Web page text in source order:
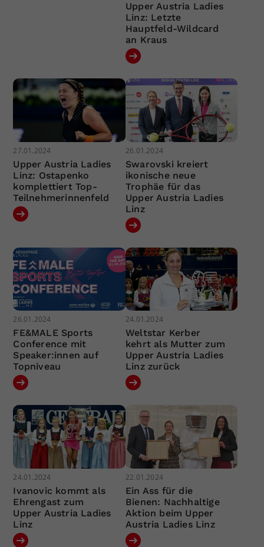
Upper Austria Ladies
Linz: Letzte
Hauptfeld-Wildcard
an Kraus
27.01.2024
Upper Austria Ladies
Linz: Ostapenko
komplettiert Top-
Teilnehmerinnenfeld
26.01.2024
Swarovski kreiert
ikonische neue
Trophäe für das
Upper Austria Ladies
Linz
26.01.2024
FE&MALE Sports
Conference mit
Speaker:innen auf
Topniveau
24.01.2024
Weltstar Kerber
kehrt als Mutter zum
Upper Austria Ladies
Linz zurück
24.01.2024
Ivanovic kommt als
Ehrengast zum
Upper Austria Ladies
Linz
22.01.2024
Ein Ass für die
Bienen: Nachhaltige
Aktion beim Upper
Austria Ladies Linz